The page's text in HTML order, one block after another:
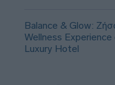
Balance & Glow:
Wellness
Luxury Hotel